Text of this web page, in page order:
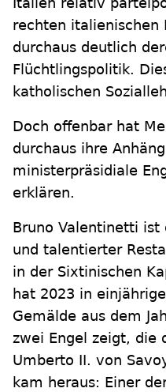
rechten italienischen
durchaus deutlich
Flüchtlingspolitik.
katholischen
Doch offenbar hat
durchaus ihre
ministerpräsidiale
erklären.
Bruno Valentinetti ist
und talentierter
in der Sixtinischen
hat 2023 in
Gemälde aus dem
zwei Engel zeigt, die
Umberto II. von
kam heraus: Einer